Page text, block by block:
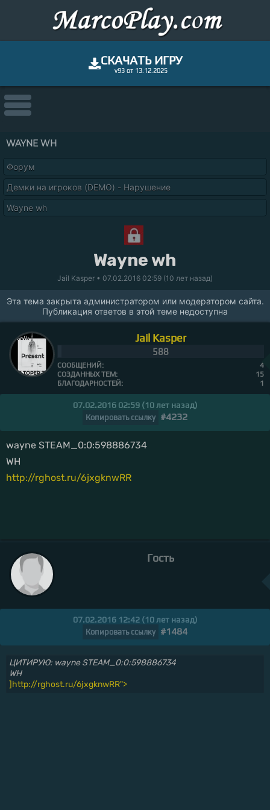
СКАЧАТЬ ИГРУ
v93 от 13.12.2025
WAYNE WH
Форум
Демки на игроков (DEMO) - Нарушение
Wayne wh
Wayne wh
Jail Kasper • 07.02.2016 02:59 (10 лет назад)
Эта тема закрыта администратором или модератором сайта.
Публикация ответов в этой теме недоступна
Jail Kasper
588
СООБЩЕНИЙ:
4
СОЗДАННЫХ ТЕМ:
15
БЛАГОДАРНОСТЕЙ:
1
07.02.2016 02:59 (10 лет назад)
Копировать ссылку #4232
wayne STEAM_0:0:598886734
WH
http://rghost.ru/6jxgknwRR
Гость
07.02.2016 12:42 (10 лет назад)
Копировать ссылку #1484
ЦИТИРУЮ: wayne STEAM_0:0:598886734
WH
]http://rghost.ru/6jxgknwRR">